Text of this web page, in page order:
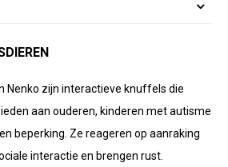
Nenko zijn interactieve knuffels die
aan ouderen, kinderen met autisme
beperking. Ze reageren op aanraking
interactie en brengen rust.